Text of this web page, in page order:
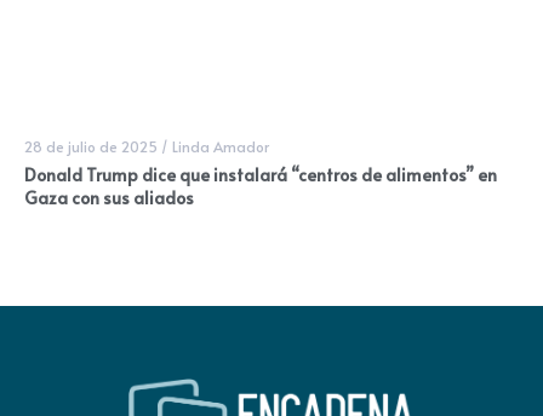
28 de julio de 2025 / Linda Amador
Donald Trump dice que instalará “centros de alimentos” en
Gaza con sus aliados